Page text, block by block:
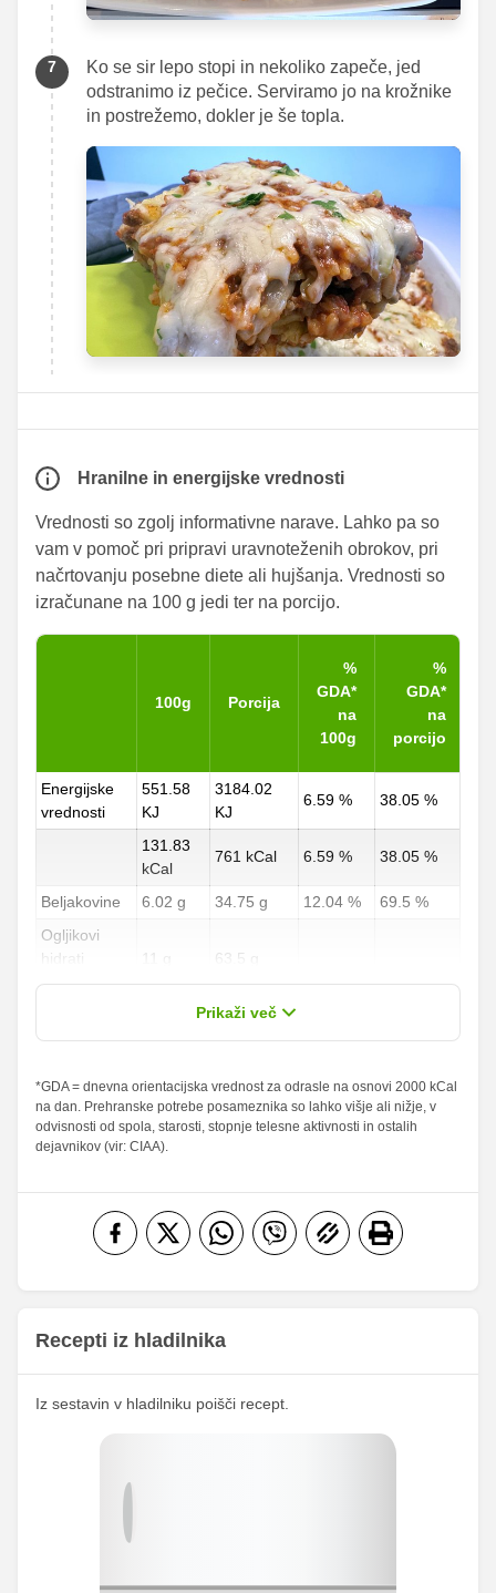
Ko se sir lepo stopi in nekoliko zapeče, jed
odstranimo iz pečice. Serviramo jo na krožnike
in postrežemo, dokler je še topla.
Hranilne in energijske vrednosti
Vrednosti so zgolj informativne narave. Lahko pa so
vam v pomoč pri pripravi uravnoteženih obrokov, pri
načrtovanju posebne diete ali hujšanja. Vrednosti so
izračunane na 100 g jedi ter na porcijo.
100g Porcija
%
GDA*
na
100g
%
GDA*
na
porcijo
Energijske
vrednosti
551.58
KJ
3184.02
KJ
6.59 % 38.05 %
131.83
kCal
761 kCal 6.59 % 38.05 %
Beljakovine 6.02 g 34.75 g 12.04 %
69.5 %
Ogljikovi
hidrati
63.5 g
11 g
4.07 % 23.52 %
od teh
nasičene
maščobne
6.5 g
2.82 g
37.5 g 9.29 % 53.57 %
0.91 g 5.25 g 3.64 %
21 %
Folna kislina
0 g
0 g
mg
Kalij 1469.5 mg
Prikaži več
*GDA = dnevna orientacijska vrednost za odrasle na osnovi 2000 kCal
na dan. Prehranske potrebe posameznika so lahko višje ali nižje, v
odvisnosti od spola, starosti, stopnje telesne aktivnosti in ostalih
dejavnikov (vir: CIAA).
Recepti iz hladilnika
Iz sestavin v hladilniku poišči recept.